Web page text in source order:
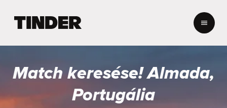
r
e
Match keresése! Almada,
Portugália